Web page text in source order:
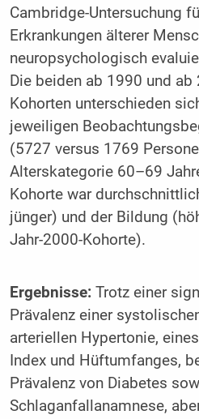
Cambridge-Untersuchung
Erkrankungen älterer
neuropsychologisch
Die beiden ab 1990 und
Kohorten unterschieden
jeweiligen
(5727 versus 1769
Alterskategorie 60–69
Kohorte war
jünger) und der Bildung
Jahr-2000-Kohorte).
Ergebnisse:Trotz einer
Prävalenz einer
arteriellen Hypertonie,
Index und Hüftumfanges,
Prävalenz von Diabetes
Schlaganfallanamnese,